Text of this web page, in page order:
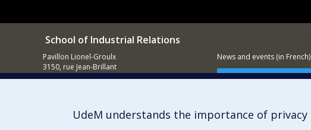
School of Industrial Relations
Pavillon Lionel-Groulx
3150, rue Jean-Brillant
Montréal (QC)
News and events (in French)
Supporting the School
UdeM understands the importance of privacy